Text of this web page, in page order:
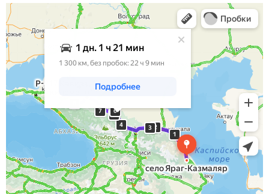
Яндекс Карты
Яндекс Карты